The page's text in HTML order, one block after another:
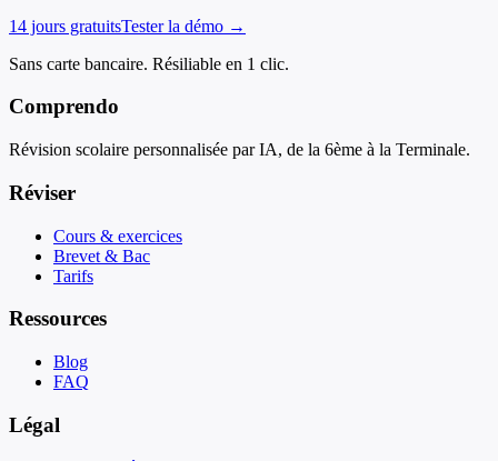
14 jours gratuitsTester la démo →
Sans carte bancaire. Résiliable en 1 clic.
Comprendo
Révision scolaire personnalisée par IA, de la 6ème à la Terminale.
Réviser
Cours & exercices
Brevet & Bac
Tarifs
Ressources
Blog
FAQ
Légal